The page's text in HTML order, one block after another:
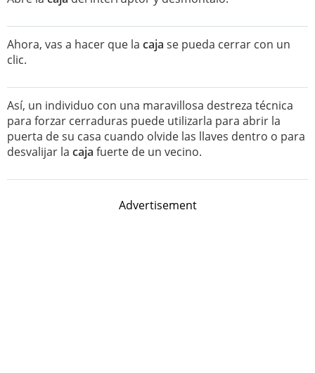
Ahora, vas a hacer que la caja se pueda cerrar con un
clic.
Así, un individuo con una maravillosa destreza técnica
para forzar cerraduras puede utilizarla para abrir la
puerta de su casa cuando olvide las llaves dentro o para
desvalijar la caja fuerte de un vecino.
Advertisement